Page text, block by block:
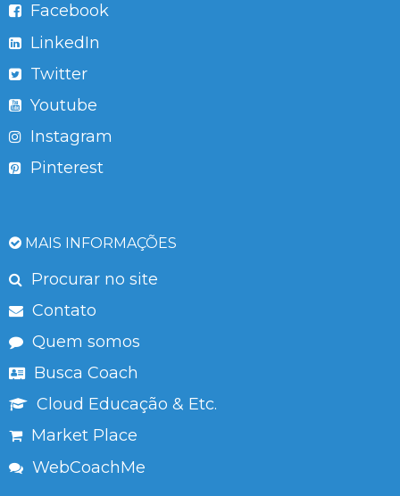
Facebook
LinkedIn
Twitter
Youtube
Instagram
Pinterest
MAIS INFORMAÇÕES
Procurar no site
Contato
Quem somos
Busca Coach
Cloud Educação & Etc.
Market Place
WebCoachMe